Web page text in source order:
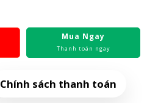
Mua Ngay
Thanh toán ngay
Chính sách thanh toán